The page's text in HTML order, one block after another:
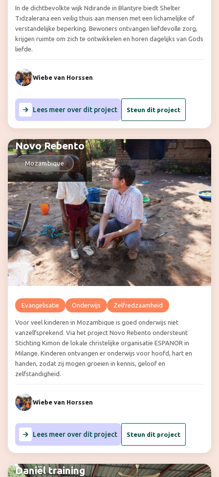
In de dichtbevolkte wijk Ndirande in Blantyre biedt Shelter
Tidzalerana een veilig thuis aan mensen met een lichamelijke of
verstandelijke beperking. Bewoners ontvangen liefdevolle zorg,
krijgen ruimte om zich te ontwikkelen en horen dagelijks van Gods
liefde.
Wiebe van Horssen
Lees meer over dit project Steun dit project
Novo Rebento
Mozambique
Evangelisatie Onderwijs Zelfredzaamheid
Voor veel kinderen in Mozambique is goed onderwijs niet
vanzelfsprekend. Via het project Novo Rebento ondersteunt
Stichting Kimon de lokale christelijke organisatie ESPANOR in
Milange. Kinderen ontvangen er onderwijs voor hoofd, hart en
handen, zodat zij mogen groeien in kennis, geloof en
zelfstandigheid.
Wiebe van Horssen
Lees meer over dit project Steun dit project
Daniël training